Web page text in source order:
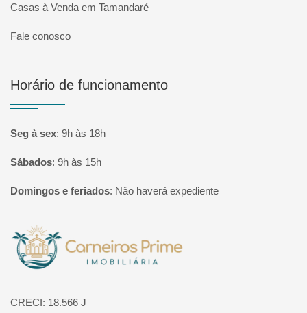
Casas à Venda em Tamandaré
Fale conosco
Horário de funcionamento
Seg à sex: 9h às 18h
Sábados: 9h às 15h
Domingos e feriados: Não haverá expediente
Página inicial
CRECI: 18.566 J